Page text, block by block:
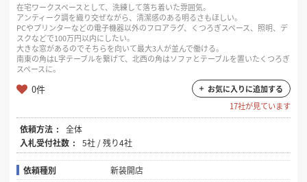
在宅ワークスペースとして、洗練して落ち着いた雰囲気。
アンティーク調を織り交ぜながら、清潔感のある明るさもほしい。
PCやプリンターなどの電子機器以外のフロアラグ、くつろぎスペース、照明、デ
スクなどで100万円以内にしたい。
大きな窓があるのでそちらを向いて最大3人が並んで働ける。
南東の角はL字テーブルを繋げて、北西の角はソファとテーブルを置いたくつろぎ
スペースに。
0件
お気に入りに追加する
17社が見ています
依頼方法
全体
入札受付社数
5社 / 残り4社
依頼種別
新装開店